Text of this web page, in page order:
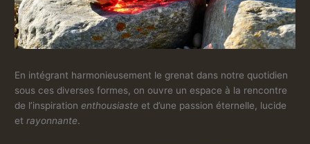
En intégrant harmonieusement le grenat dans notre quotidien
sous ces diverses formes, on ouvre un espace à la rencontre
de l’inspirationenthousiaste et d’une passion éternelle, lucide
etrayonnante.